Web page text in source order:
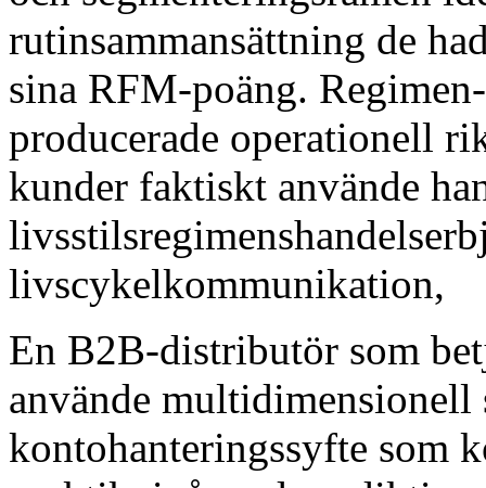
rutinsammansättning de
sina RFM-poäng.
producerade operationell
kunder faktiskt använde
livscykelkommunikation,
En B2B-distributör som
använde multidimensionell
kontohanteringssyfte som